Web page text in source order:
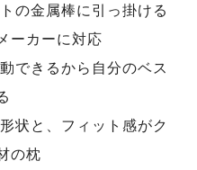
の金属棒に引っ掛ける
ーカーに対応
できるから自分のベス
状と、フィット感がク
の枕